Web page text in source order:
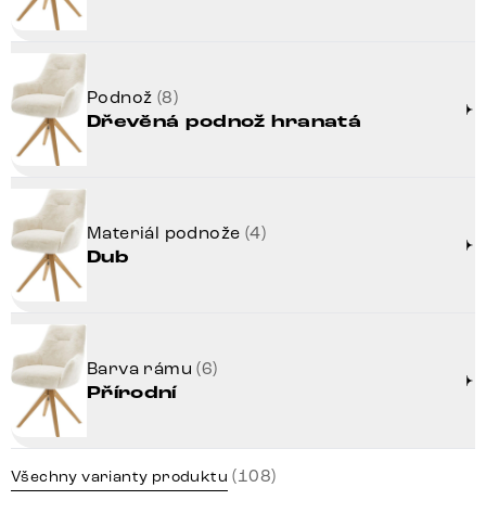
Podnož (8)
Dřevěná podnož hranatá
Materiál podnože (4)
Dub
Barva rámu(6)
Přírodní
Všechny varianty produktu (108)